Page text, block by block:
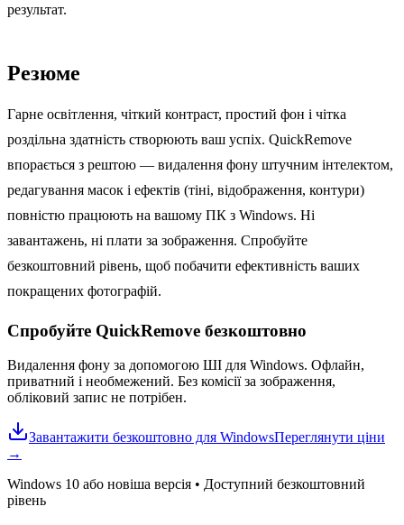
результат.
Резюме
Гарне освітлення, чіткий контраст, простий фон і чітка
роздільна здатність створюють ваш успіх. QuickRemove
впорається з рештою — видалення фону штучним інтелектом,
редагування масок і ефектів (тіні, відображення, контури)
повністю працюють на вашому ПК з Windows. Ні
завантажень, ні плати за зображення. Спробуйте
безкоштовний рівень, щоб побачити ефективність ваших
покращених фотографій.
Спробуйте QuickRemove безкоштовно
Видалення фону за допомогою ШІ для Windows. Офлайн,
приватний і необмежений. Без комісії за зображення,
обліковий запис не потрібен.
Завантажити безкоштовно для WindowsПереглянути ціни
→
Windows 10 або новіша версія • Доступний безкоштовний
рівень